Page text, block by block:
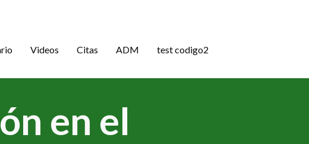
Videos Citas ADM test codigo2
en el